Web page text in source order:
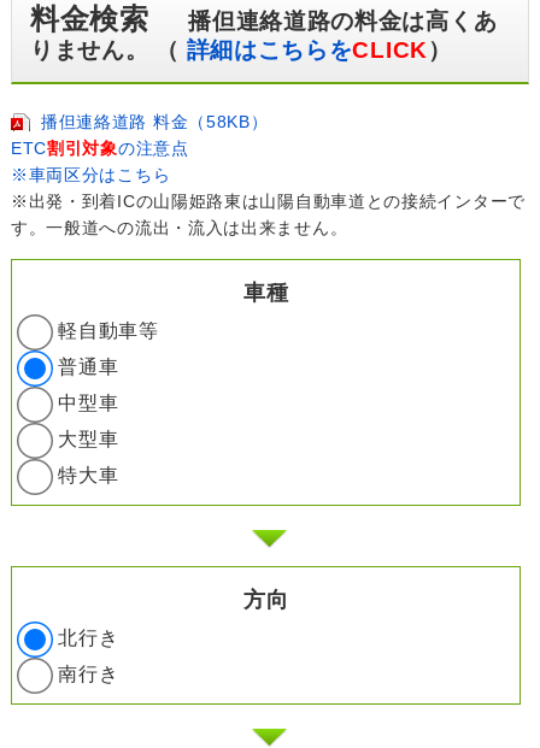
料金検索播但連絡道路の料金は高くあ
りません。 （ 詳細はこちらをCLICK ）
播但連絡道路 料金（58KB）
ETC割引対象の注意点
※車両区分はこちら
※出発・到着ICの山陽姫路東は山陽自動車道との接続インターで
す。一般道への流出・流入は出来ません。
車種
軽自動車等
普通車
中型車
大型車
特大車
方向
北行き
南行き